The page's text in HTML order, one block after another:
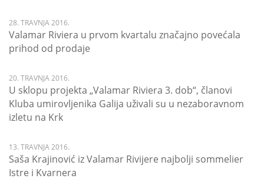
28. TRAVNJA 2016.
Valamar Riviera u prvom kvartalu značajno povećala
prihod od prodaje
20. TRAVNJA 2016.
U sklopu projekta „Valamar Riviera 3. dob“, članovi
Kluba umirovljenika Galija uživali su u nezaboravnom
izletu na Krk
13. TRAVNJA 2016.
Saša Krajinović iz Valamar Rivijere najbolji sommelier
Istre i Kvarnera